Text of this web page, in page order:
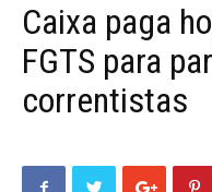
Caixa paga
FGTS para
correntistas